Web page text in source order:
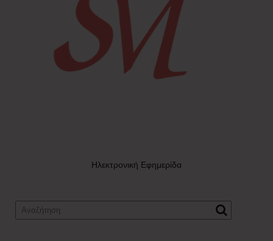
Ηλεκτρονική Εφημερίδα